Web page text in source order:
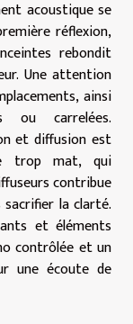
acoustique se
réflexion,
rebondit
Une attention
ainsi
ou carrelées.
et diffusion est
trop mat, qui
contribue
la clarté.
et éléments
contrôlée et un
une écoute de